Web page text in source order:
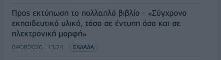
Προς εκτύπωση το πολλαπλό βιβλίο - «Σύγχρονο
εκπαιδευτικό υλικό, τόσο σε έντυπη όσο και σε
ηλεκτρονική μορφή»
09/08/2026 - 13:24 ΕΛΛΑΔΑ